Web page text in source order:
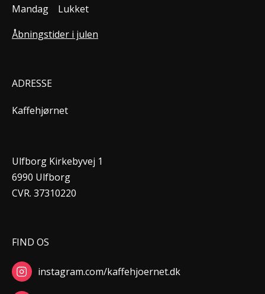
Mandag
Lukket
Åbningstider i julen
ADRESSE
Kaffehjørnet
Ulfborg Kirkebyvej 1
6990 Ulfborg
CVR. 37310220
FIND OS
instagram.com/kaffehjoernet.dk